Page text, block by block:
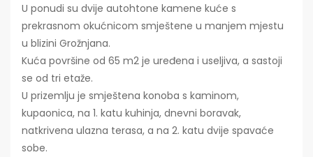
U ponudi su dvije autohtone kamene kuće s
prekrasnom okućnicom smještene u manjem mjestu
u blizini Grožnjana.
Kuća površine od 65 m2 je uređena i useljiva, a sastoji
se od tri etaže.
U prizemlju je smještena konoba s kaminom,
kupaonica, na 1. katu kuhinja, dnevni boravak,
natkrivena ulazna terasa, a na 2. katu dvije spavaće
sobe.